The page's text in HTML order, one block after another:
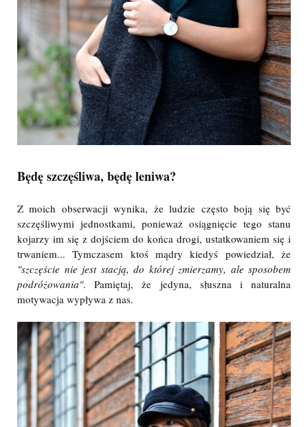
Będę szczęśliwa, będę leniwa?
Z moich obserwacji wynika, że ludzie często boją się być
szczęśliwymi jednostkami, ponieważ osiągnięcie tego stanu
kojarzy im się z dojściem do końca drogi, ustatkowaniem się i
trwaniem... Tymczasem ktoś mądry kiedyś powiedział, że
"szczęście nie jest stacją, do której zmierzamy, ale sposobem
podróżowania". Pamiętaj, że jedyna, słuszna i naturalna
motywacja wypływa z nas.